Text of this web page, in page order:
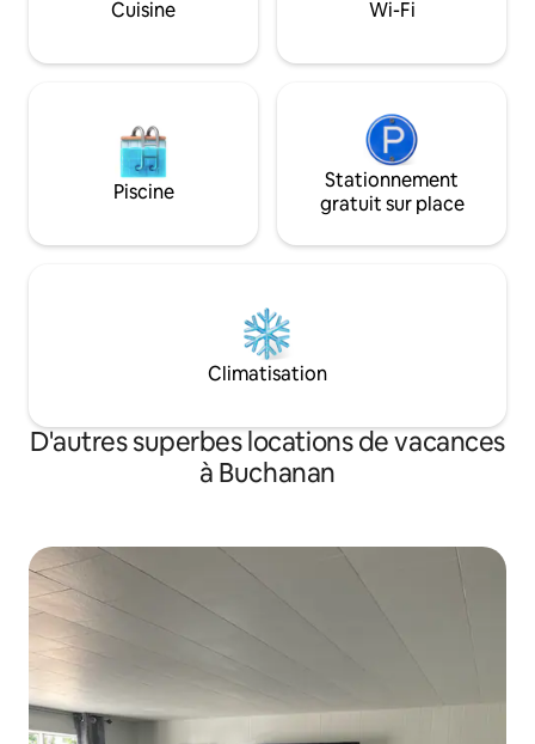
séjourner en dehors du site. Tous les
sente comme à la maison.
Cuisine Wi-Fi
Piscine
Stationnement
gratuit sur place
Climatisation
D'autres superbes locations de vacances
à Buchanan